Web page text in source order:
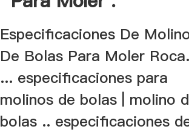
Especificaciones De
De Bolas Para Moler Roca.
... especificaciones para
molinos de bolas | molino
bolas .. especificaciones